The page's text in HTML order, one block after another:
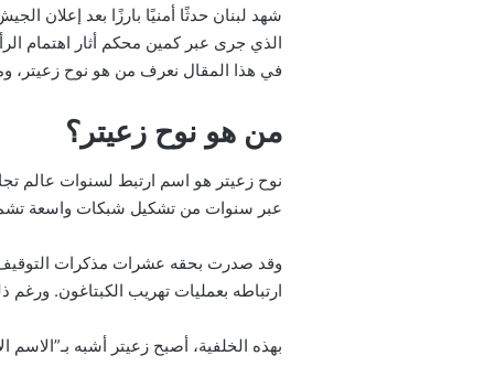
شهد لبنان حدثًا أمنيًا بارزًا بعد إعلان
الذي جرى عبر كمين محكم أثار اهتمام
في هذا المقال نعرف من هو نوح زعيتر،
من هو نوح زعيتر؟
نوح زعيتر هو اسم ارتبط لسنوات عالم
عبر سنوات من تشكيل شبكات واسعة تشمل
وقد صدرت بحقه عشرات مذكرات التوقيف
ارتباطه بعمليات تهريب الكبتاغون. ورغم
بهذه الخلفية، أصبح زعيتر أشبه بـ”الاسم